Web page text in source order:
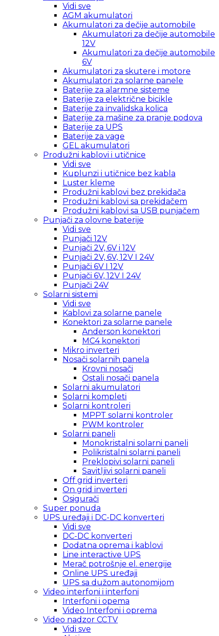
Vidi sve
AGM akumulatori
Akumulatori za dečije automobile
Akumulatori za dečije automobile
12V
Akumulatori za dečije automobile
6V
Akumulatori za skutere i motore
Akumulatori za solarne panele
Baterije za alarmne sisteme
Baterije za električne bicikle
Baterije za invalidska kolica
Baterije za mašine za pranje podova
Baterije za UPS
Baterije za vage
GEL akumulatori
Produžni kablovi i utičnice
Vidi sve
Kuplunzi i utičnice bez kabla
Luster kleme
Produžni kablovi bez prekidača
Produžni kablovi sa prekidačem
Produžni kablovi sa USB punjačem
Punjači za olovne baterije
Vidi sve
Punjači 12V
Punjači 2V, 6V i 12V
Punjači 2V, 6V, 12V I 24V
Punjači 6V I 12V
Punjači 6V, 12V I 24V
Punjači 24V
Solarni sistemi
Vidi sve
Kablovi za solarne panele
Konektori za solarne panele
Anderson konektori
MC4 konektori
Mikro inverteri
Nosači solarnih panela
Krovni nosači
Ostali nosači panela
Solarni akumulatori
Solarni kompleti
Solarni kontroleri
MPPT solarni kontroler
PWM kontroler
Solarni paneli
Monokristalni solarni paneli
Polikristalni solarni paneli
Preklopivi solarni paneli
Savitljivi solarni paneli
Off grid inverteri
On grid inverteri
Osigurači
Super ponuda
UPS uređaji i DC-DC konverteri
Vidi sve
DC-DC konverteri
Dodatna oprema i kablovi
Line interactive UPS
Merač potrošnje el. energije
Online UPS uređaji
UPS sa dužom autonomijom
Video interfoni i interfoni
Interfoni i opema
Video Interfoni i oprema
Video nadzor CCTV
Vidi sve